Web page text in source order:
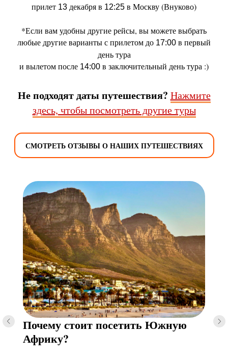
прилет 13 декабря в 12:25 в Москву (Внуково)
*Если вам удобны другие рейсы, вы можете выбрать
любые другие варианты с прилетом до 17:00 в первый
день тура
и вылетом после 14:00 в заключительный день тура :)
Не подходят даты путешествия? Нажмите
здесь, чтобы посмотреть другие туры
СМОТРЕТЬ ОТЗЫВЫ О НАШИХ ПУТЕШЕСТВИЯХ
Почему стоит посетить Южную
Африку?